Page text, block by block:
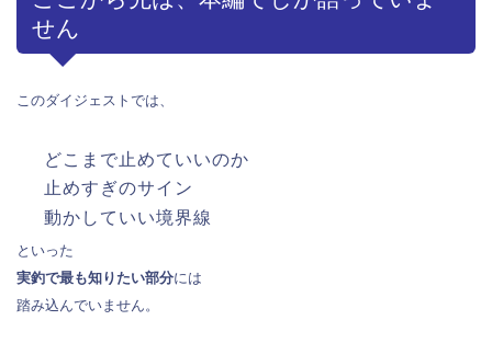
せん
このダイジェストでは、
どこまで止めていいのか
止めすぎのサイン
動かしていい境界線
といった
実釣で最も知りたい部分には
踏み込んでいません。